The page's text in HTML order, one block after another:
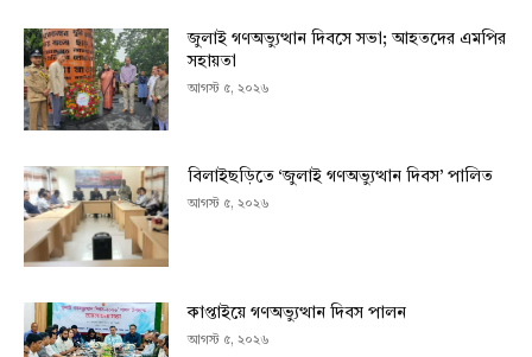
জুলাই গণঅভ্যুত্থান দিবসে সভা; আহতদের এমপির
সহায়তা
আগস্ট ৫, ২০২৬
বিলাইছড়িতে ‘জুলাই গণঅভ্যুত্থান দিবস’ পালিত
আগস্ট ৫, ২০২৬
কাপ্তাইয়ে গণঅভ্যুত্থান দিবস পালন
আগস্ট ৫, ২০২৬